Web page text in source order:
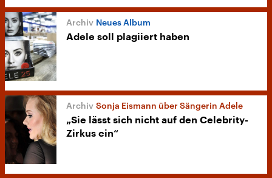
Neues Album
Adele soll plagiiert haben
Sonja Eismann über Sängerin Adele
„Sie lässt sich nicht auf den Celebrity-
Zirkus ein“